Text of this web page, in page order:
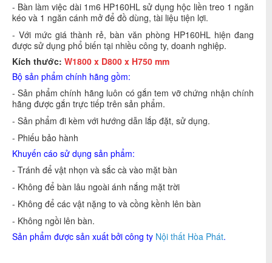
- Bàn làm việc dài 1m6 HP160HL sử dụng hộc liền treo 1 ngăn
kéo và 1 ngăn cánh mở để đồ dùng, tài liệu tiện lợi.
- Với mức giá thành rẻ, bàn văn phòng HP160HL hiện đang
được sử dụng phổ biến tại nhiều công ty, doanh nghiệp.
Kích thước: W1800 x D800 x H750 mm
Bộ sản phẩm chính hãng gồm:
- Sản phẩm chính hãng luôn có gắn tem vỡ chứng nhận chính
hãng được gắn trực tiếp trên sản phẩm.
- Sản phẩm đi kèm với hướng dẫn lắp đặt, sử dụng.
- Phiếu bảo hành
Khuyến cáo sử dụng sản phẩm:
- Tránh để vật nhọn và sắc cà vào mặt bàn
- Không để bàn lâu ngoài ánh nắng mặt trời
- Không để các vật nặng to và cồng kềnh lên bàn
- Không ngồi lên bàn.
Sản phẩm được sản xuất bởi công ty Nội thất Hòa Phát.